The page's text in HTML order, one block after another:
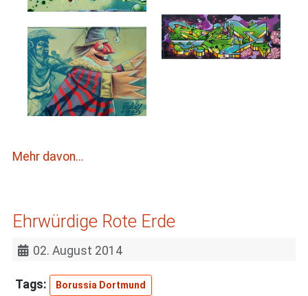
Mehr davon...
Ehrwürdige Rote Erde
02. August 2014
Borussia Dortmund